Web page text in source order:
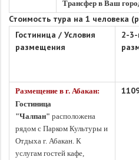
Трансфер в Ваш
Стоимость тура на 1 человека
Гостиница / Условия
размещения
2-
Размещение в г. Абакан:
Гостиница
"Чалпан" расположена
рядом с Парком Культуры и
Отдыха г. Абакан. К
услугам гостей кафе,